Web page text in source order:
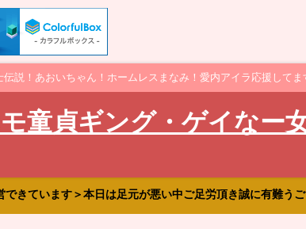
説！あおいちゃん！ホームレスまなみ！愛内アイラ応援してま
童貞ギング・ゲイなー
きています＞本日は足元が悪い中ご足労頂き誠に有難うご